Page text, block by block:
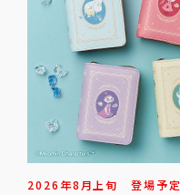
2026年8月上旬 登場予定